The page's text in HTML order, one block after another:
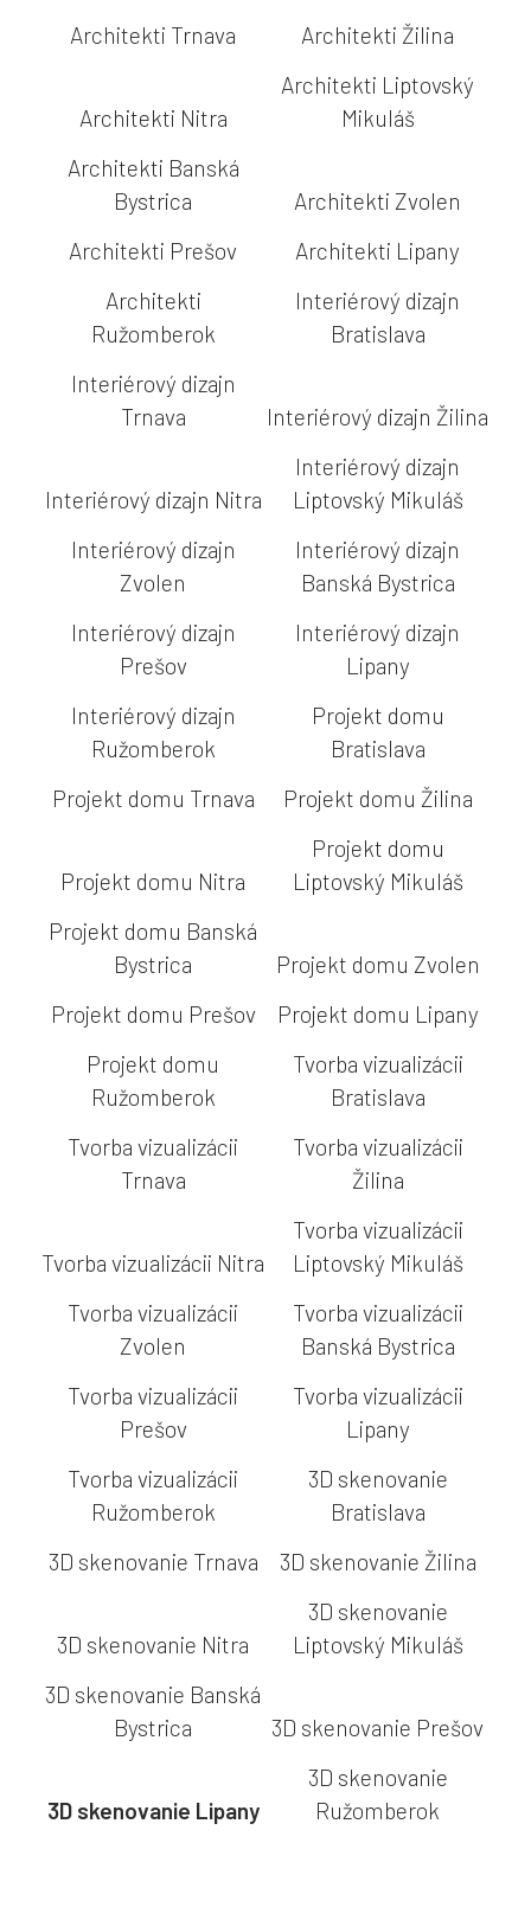
Architekti Trnava
Architekti Žilina
Architekti Nitra
Architekti Liptovský
Mikuláš
Architekti Banská
Bystrica
Architekti Zvolen
Architekti Prešov
Architekti Lipany
Architekti
Ružomberok
Interiérový dizajn
Bratislava
Interiérový dizajn
Trnava
Interiérový dizajn Žilina
Interiérový dizajn Nitra
Interiérový dizajn
Liptovský Mikuláš
Interiérový dizajn
Zvolen
Interiérový dizajn
Banská Bystrica
Interiérový dizajn
Prešov
Interiérový dizajn
Lipany
Interiérový dizajn
Ružomberok
Projekt domu
Bratislava
Projekt domu Trnava
Projekt domu Žilina
Projekt domu Nitra
Projekt domu
Liptovský Mikuláš
Projekt domu Banská
Bystrica
Projekt domu Zvolen
Projekt domu Prešov
Projekt domu Lipany
Projekt domu
Ružomberok
Tvorba vizualizácii
Bratislava
Tvorba vizualizácii
Trnava
Tvorba vizualizácii
Žilina
Tvorba vizualizácii Nitra
Tvorba vizualizácii
Liptovský Mikuláš
Tvorba vizualizácii
Zvolen
Tvorba vizualizácii
Banská Bystrica
Tvorba vizualizácii
Prešov
Tvorba vizualizácii
Lipany
Tvorba vizualizácii
Ružomberok
3D skenovanie
Bratislava
3D skenovanie Trnava
3D skenovanie Žilina
3D skenovanie Nitra
3D skenovanie
Liptovský Mikuláš
3D skenovanie Banská
Bystrica
3D skenovanie Prešov
3D skenovanie Lipany
3D skenovanie
Ružomberok